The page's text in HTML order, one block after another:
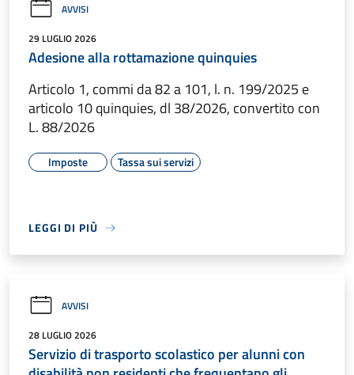
AVVISI
29 LUGLIO 2026
Adesione alla rottamazione quinquies
Articolo 1, commi da 82 a 101, l. n. 199/2025 e
articolo 10 quinquies, dl 38/2026, convertito con
L. 88/2026
Imposte Tassa sui servizi
LEGGI DI PIÙ
AVVISI
28 LUGLIO 2026
Servizio di trasporto scolastico per alunni con